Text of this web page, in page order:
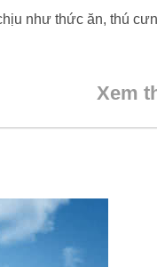
như thức ăn, thú
Xem